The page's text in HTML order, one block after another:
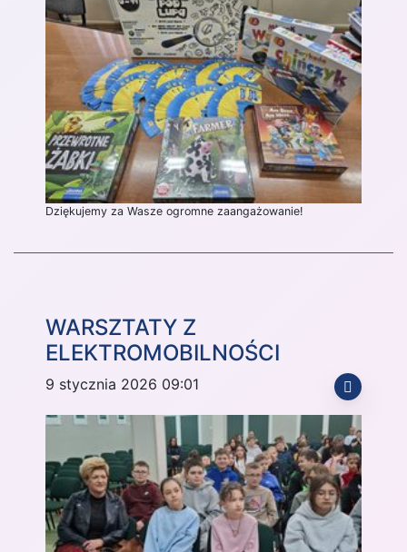
Dziękujemy za Wasze ogromne zaangażowanie!
WARSZTATY Z
ELEKTROMOBILNOŚCI
9 stycznia 2026 09:01